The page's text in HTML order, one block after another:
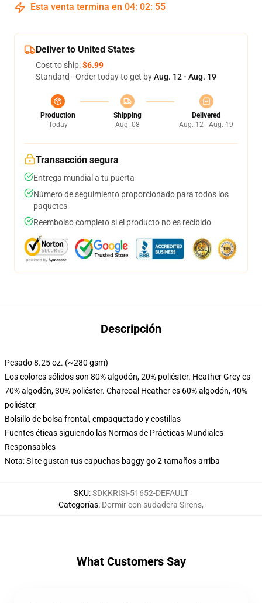
Esta venta termina en 04: 02: 54
Deliver to United States
Cost to ship:$6.99
Standard - Order today to get byAug. 12 - Aug. 19
Production
Today
Shipping
Aug. 08
Delivered
Aug. 12 - Aug. 19
Transacción segura
Entrega mundial a tu puerta
Número de seguimiento proporcionado para todos los
paquetes
Reembolso completo si el producto no es recibido
Descripción
Pesado 8.25 oz. (~280 gsm)
Los colores sólidos son 80% algodón, 20% poliéster. Heather Grey es
70% algodón, 30% poliéster. Charcoal Heather es 60% algodón, 40%
poliéster
Bolsillo de bolsa frontal, empaquetado y costillas
Fuentes éticas siguiendo las Normas de Prácticas Mundiales
Responsables
Nota: Si te gustan tus capuchas baggy go 2 tamaños arriba
SKU:SDKKRISI-51652-DEFAULT
Categorías: Dormir con sudadera Sirens,
What Customers Say